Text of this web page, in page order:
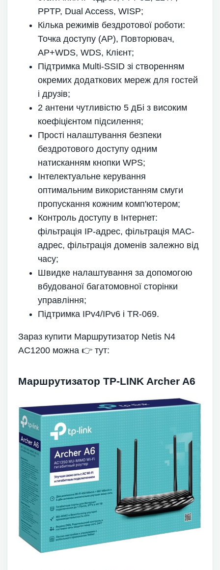
PPTP, Dual Access, WISP;
Кілька режимів бездротової роботи:
Точка доступу (АР), Повторювач,
AP+WDS, WDS, Клієнт;
Підтримка Multi-SSID зі створенням
окремих додаткових мереж для гостей
і друзів;
2 антени чутливістю 5 дБі з високим
коефіцієнтом підсилення;
Прості налаштування безпеки
бездротового доступу одним
натисканням кнопки WPS;
Інтелектуальне керування
оптимальним використанням смуги
пропускання кожним комп'ютером;
Контроль доступу в Інтернет:
фільтрація IP-адрес, фільтрація MAC-
адрес, фільтрація доменів залежно від
часу;
Швидке налаштування за допомогою
вбудованої багатомовної сторінки
управління;
Підтримка IPv4/IPv6 і TR-069.
Зараз купити Маршрутизатор Netis N4
AC1200 можна 👉 тут:
Маршрутизатор TP-LINK Archer A6